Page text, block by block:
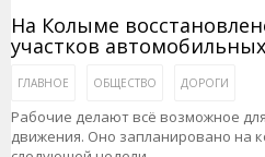
На Колыме
участков
ГЛАВНОЕ ОБЩЕСТВО ДОРОГИ
Рабочие делают всё возможное
движения. Оно запланировано на